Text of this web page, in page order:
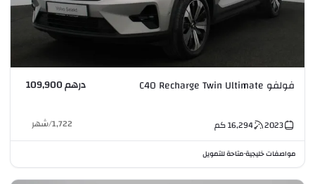
فولفو C40 Recharge Twin Ultimate درهم 109,900
2023
16,294كم 1,722
/شهر
مواصفات خليجية•متاحة للتمويل